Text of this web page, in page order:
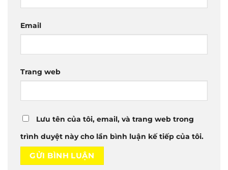
Email
Trang web
Lưu tên của tôi, email, và trang web trong
trình duyệt này cho lần bình luận kế tiếp của tôi.